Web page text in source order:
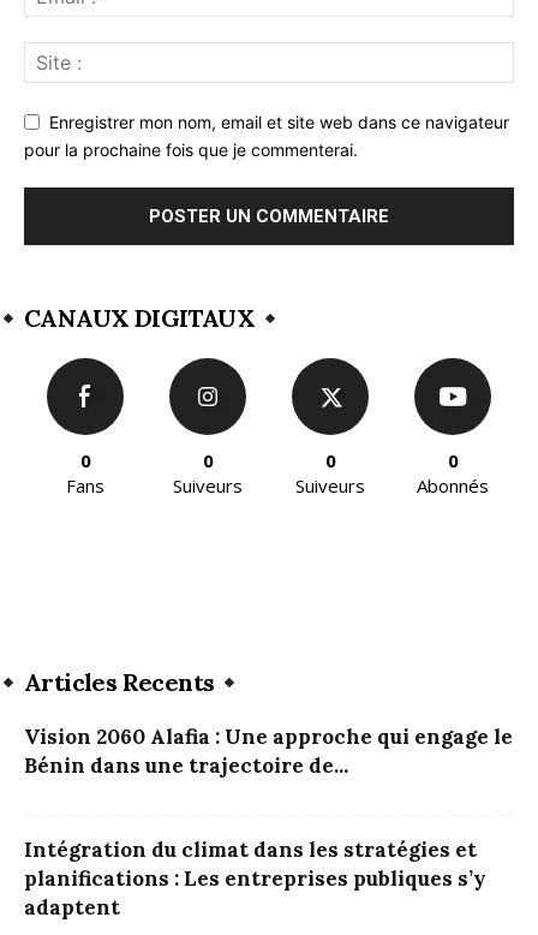
Enregistrer mon nom, email et site web dans ce navigateur
pour la prochaine fois que je commenterai.
CANAUX DIGITAUX
0
Fans
0
Suiveurs
0
Suiveurs
0
Abonnés
Articles Recents
Vision 2060 Alafia : Une approche qui engage le
Bénin dans une trajectoire de...
Intégration du climat dans les stratégies et
planifications : Les entreprises publiques s’y
adaptent